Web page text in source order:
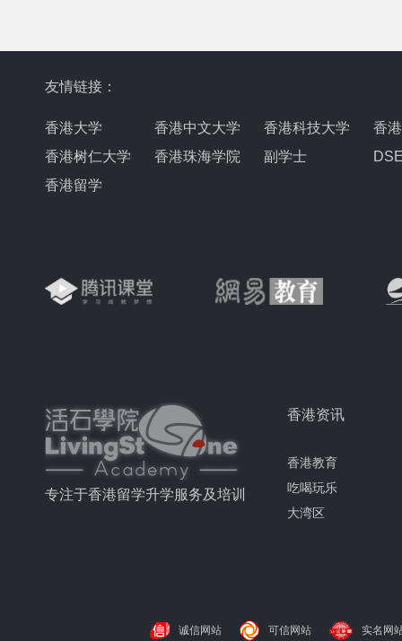
友情链接：
香港大学 香港中文大学 香港科技大学
香
香港树仁大学
香港珠海学院 副学士
香港留学
专注于香港留学升学服务及培训
香港资讯
香港教育
吃喝玩乐
大湾区
诚信网站 可信网站 实名网